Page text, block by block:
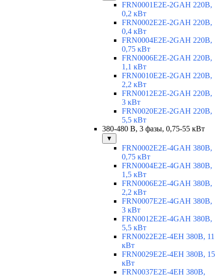
FRN0001E2E-2GAH 220В,
0,2 кВт
FRN0002E2E-2GAH 220В,
0,4 кВт
FRN0004E2E-2GAH 220В,
0,75 кВт
FRN0006E2E-2GAH 220В,
1,1 кВт
FRN0010E2E-2GAH 220В,
2,2 кВт
FRN0012E2E-2GAH 220В,
3 кВт
FRN0020E2E-2GAH 220В,
5,5 кВт
380-480 В, 3 фазы, 0,75-55 кВт
▼
FRN0002E2E-4GAH 380В,
0,75 кВт
FRN0004E2E-4GAH 380В,
1,5 кВт
FRN0006E2E-4GAH 380В,
2,2 кВт
FRN0007E2E-4GAH 380В,
3 кВт
FRN0012E2E-4GAH 380В,
5,5 кВт
FRN0022E2E-4EH 380В, 11
кВт
FRN0029E2E-4EH 380В, 15
кВт
FRN0037E2E-4EH 380В,